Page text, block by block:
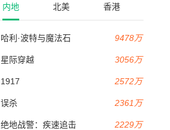
内地 北美 香港
9478万
哈利·波特与魔法石
3056万
星际穿越
2572万
1917
2361万
误杀
2229万
绝地战警：疾速追击